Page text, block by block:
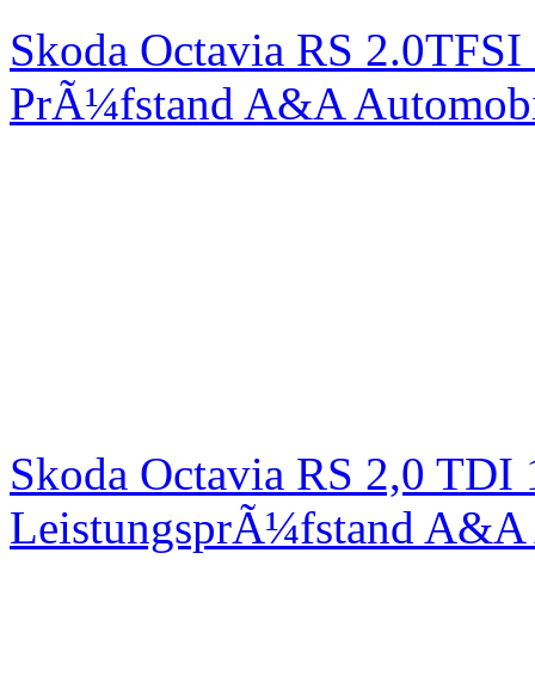
Skoda Octavia RS
PrÃ¼fstand A&A
Skoda Octavia RS 2,0
LeistungsprÃ¼fstand